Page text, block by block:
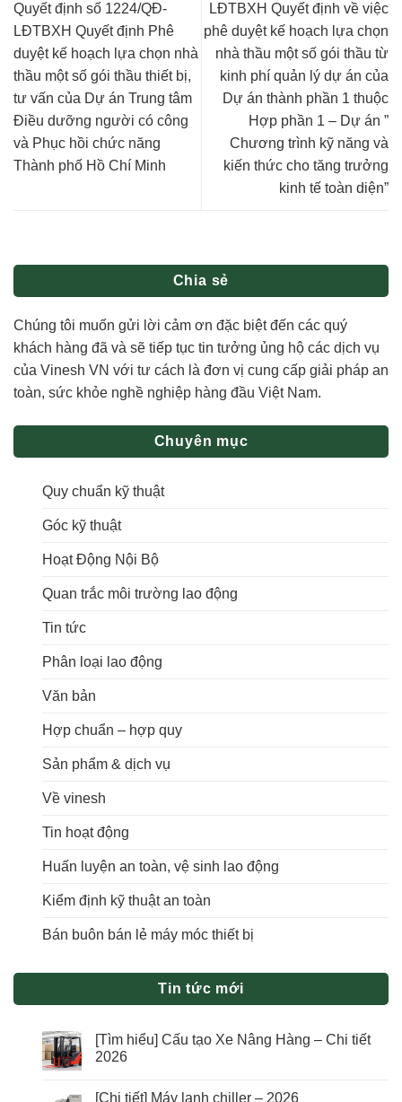
Quyết định số 1224/QĐ-
LĐTBXH Quyết định Phê
duyệt kế hoạch lựa chọn nhà
thầu một số gói thầu thiết bị,
tư vấn của Dự án Trung tâm
Điều dưỡng người có công
và Phục hồi chức năng
Thành phố Hồ Chí Minh
LĐTBXH Quyết định về việc
phê duyệt kế hoạch lựa chọn
nhà thầu một số gói thầu từ
kinh phí quản lý dự án của
Dự án thành phần 1 thuộc
Hợp phần 1 – Dự án ”
Chương trình kỹ năng và
kiến thức cho tăng trưởng
kinh tế toàn diện”
Chia sẻ
Chúng tôi muốn gửi lời cảm ơn đặc biệt đến các quý
khách hàng đã và sẽ tiếp tục tin tưởng ủng hộ các dịch vụ
của Vinesh VN với tư cách là đơn vị cung cấp giải pháp an
toàn, sức khỏe nghề nghiệp hàng đầu Việt Nam.
Chuyên mục
Quy chuẩn kỹ thuật
Góc kỹ thuật
Hoạt Động Nội Bộ
Quan trắc môi trường lao động
Tin tức
Phân loại lao động
Văn bản
Hợp chuẩn – hợp quy
Sản phẩm & dịch vụ
Về vinesh
Tin hoạt động
Huấn luyện an toàn, vệ sinh lao động
Kiểm định kỹ thuật an toàn
Bán buôn bán lẻ máy móc thiết bị
Tin tức mới
[Tìm hiểu] Cấu tạo Xe Nâng Hàng – Chi tiết
2026
[Chi tiết] Máy lạnh chiller – 2026